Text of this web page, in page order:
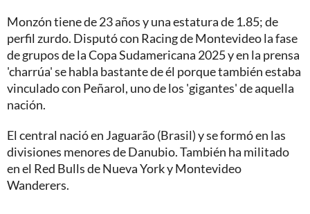
Monzón tiene de 23 años y una estatura de 1.85; de
perfil zurdo. Disputó con Racing de Montevideo la fase
de grupos de la Copa Sudamericana 2025 y en la prensa
'charrúa' se habla bastante de él porque también estaba
vinculado con Peñarol, uno de los 'gigantes' de aquella
nación.
El central nació en Jaguarão (Brasil) y se formó en las
divisiones menores de Danubio. También ha militado
en el Red Bulls de Nueva York y Montevideo
Wanderers.